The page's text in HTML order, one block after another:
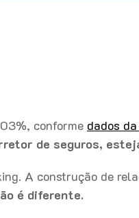
conforme dados
de seguros,
A construção de
é diferente.